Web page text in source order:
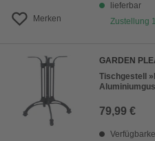
Merken
lieferbar
Zustellung
GARDEN
Tischgestell
79,99 €